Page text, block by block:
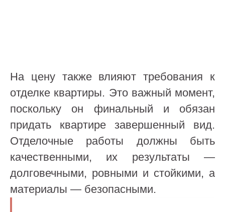
На цену также влияют требования к
отделке квартиры. Это важный момент,
поскольку он финальный и обязан
придать квартире завершенный вид.
Отделочные работы должны быть
качественными, их результаты —
долговечными, ровными и стойкими, а
материалы — безопасными.